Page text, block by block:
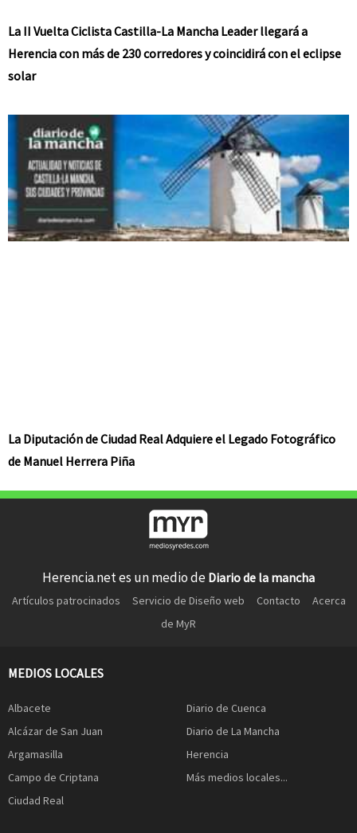
La II Vuelta Ciclista Castilla-La Mancha Leader llegará a
Herencia con más de 230 corredores y coincidirá con el eclipse
solar
La Diputación de Ciudad Real Adquiere el Legado Fotográfico
de Manuel Herrera Piña
Herencia.net es un medio de Diario de la mancha
Artículos patrocinados Servicio de Diseño web Contacto
Acerca
de MyR
MEDIOS LOCALES
Albacete
Alcázar de San Juan
Argamasilla
Campo de Criptana
Ciudad Real
Diario de Cuenca
Diario de La Mancha
Herencia
Más medios locales...